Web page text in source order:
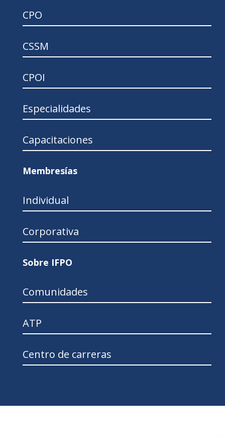
CPO
CSSM
CPOI
Especialidades
Capacitaciones
Membresías
Individual
Corporativa
Sobre IFPO
Comunidades
ATP
Centro de carreras